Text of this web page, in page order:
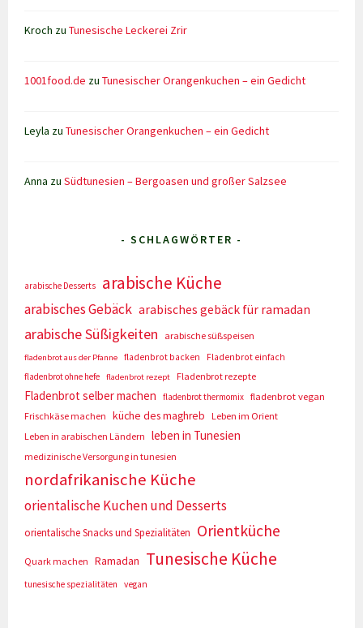
Kroch zuTunesische Leckerei Zrir
1001food.de zuTunesischer Orangenkuchen – ein Gedicht
Leyla zuTunesischer Orangenkuchen – ein Gedicht
Anna zuSüdtunesien – Bergoasen und großer Salzsee
- SCHLAGWÖRTER -
arabische Desserts arabische Küche
arabisches Gebäck arabisches gebäck für ramadan
arabische Süßigkeiten arabische süßspeisen
fladenbrot aus der Pfanne fladenbrot backen
Fladenbrot einfach
fladenbrot ohne hefe
fladenbrot rezept Fladenbrot rezepte
Fladenbrot selber machen fladenbrot thermomix fladenbrot vegan
Frischkäse machen
küche des maghreb
Leben im Orient
Leben in arabischen Ländern
leben in Tunesien
medizinische Versorgung in tunesien
nordafrikanische Küche
orientalische Kuchen und Desserts
orientalische Snacks und Spezialitäten Orientküche
Quark machen Ramadan Tunesische Küche
tunesische spezialitäten vegan